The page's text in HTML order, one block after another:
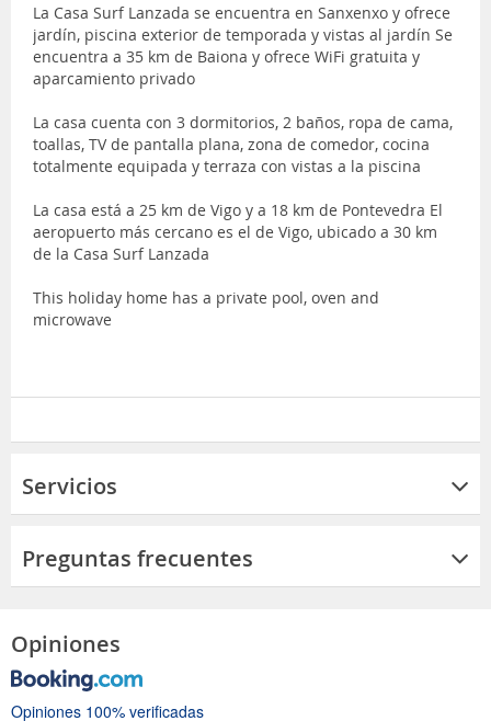
La Casa Surf Lanzada se encuentra en Sanxenxo y ofrece
jardín, piscina exterior de temporada y vistas al jardín Se
encuentra a 35 km de Baiona y ofrece WiFi gratuita y
aparcamiento privado
La casa cuenta con 3 dormitorios, 2 baños, ropa de cama,
toallas, TV de pantalla plana, zona de comedor, cocina
totalmente equipada y terraza con vistas a la piscina
La casa está a 25 km de Vigo y a 18 km de Pontevedra El
aeropuerto más cercano es el de Vigo, ubicado a 30 km
de la Casa Surf Lanzada
This holiday home has a private pool, oven and
microwave
Servicios
Preguntas frecuentes
Opiniones
Opiniones 100% verificadas